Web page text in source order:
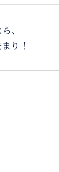
、
り！